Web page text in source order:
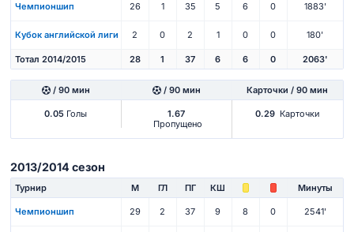
Чемпионшип 26 1 35 5 6 0 1883'
Кубок английской лиги 2 0 2 1 0 0 180'
Тотал 2014/2015 28 1 37 6 6 0 2063'
/ 90 мин / 90 мин Карточки / 90 мин
0.05 Голы
1.67
Пропущено
0.29 Карточки
2013/2014 сезон
Турнир М ГЛ ПГ КШ Минуты
Чемпионшип 29 2 37 9 8 0 2541'